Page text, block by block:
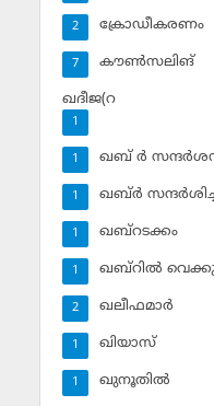
ക്രോഡീകരണം
2
കൗണ്‍സലിങ്‌
7
ഖദീജ(റ
1
ഖബ് ര്‍
1
ഖബ്ര്‍
1
ഖബ്‌റടക്കം
1
ഖബ്‌റില്‍
1
ഖലീഫമാര്‍
2
ഖിയാസ്
1
ഖുനൂതില്‍
1